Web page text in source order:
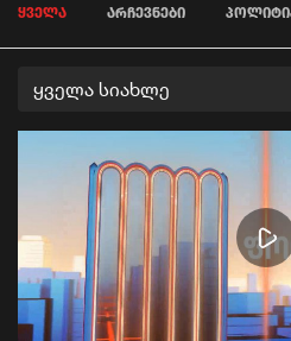
ᲧᲕᲔᲚᲐ ᲐᲠᲩᲔᲕᲜᲔᲑᲘ
ყველა სიახლე